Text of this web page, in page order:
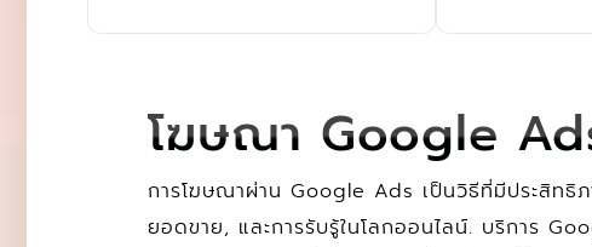
โฆษณา Google
การโฆษณาผ่าน Google Ads เป็นวิธีที่มีประสิทธิภ
ยอดขาย, และการรับรู้ในโลกออนไลน์. บริการ